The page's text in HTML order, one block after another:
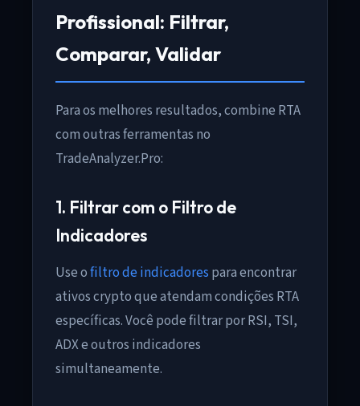
Profissional: Filtrar,
Comparar, Validar
Para os melhores resultados, combine RTA
com outras ferramentas no
TradeAnalyzer.Pro:
1. Filtrar com o Filtro de
Indicadores
Use ofiltro de indicadores para encontrar
ativos crypto que atendam condições RTA
específicas. Você pode filtrar por RSI, TSI,
ADX e outros indicadores
simultaneamente.